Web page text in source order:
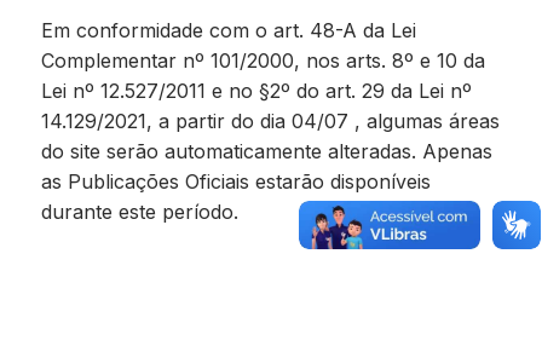
Em conformidade com o art. 48-A da Lei
Complementar nº 101/2000, nos arts. 8º e 10 da
Lei nº 12.527/2011 e no §2º do art. 29 da Lei nº
14.129/2021, a partir do dia 04/07 , algumas áreas
do site serão automaticamente alteradas. Apenas
as Publicações Oficiais estarão disponíveis
durante este período.